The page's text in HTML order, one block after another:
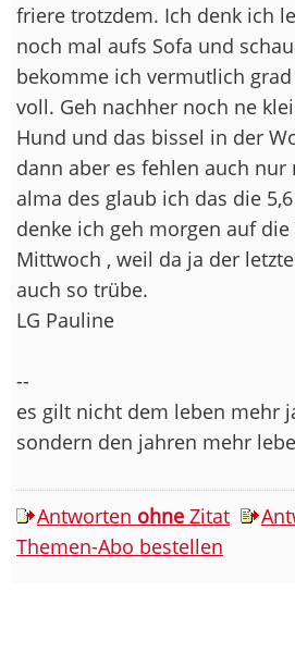
friere trotzdem. Ich denk ich
noch mal aufs Sofa und
bekomme ich vermutlich
voll. Geh nachher noch ne
Hund und das bissel in der
dann aber es fehlen auch nur
alma des glaub ich das die
denke ich geh morgen auf die
Mittwoch , weil da ja der
auch so trübe.
LG Pauline
--
es gilt nicht dem leben mehr
sondern den jahren mehr
Antworten ohne Zitat
Themen-Abo bestellen